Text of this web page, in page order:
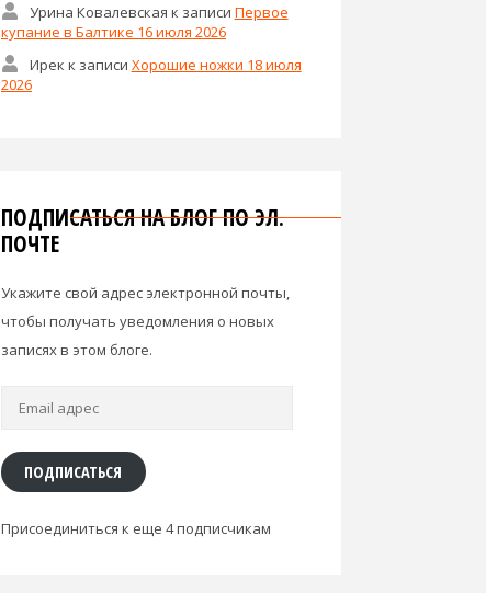
Урина Ковалевская к записи Первое
купание в Балтике 16 июля 2026
Ирек к записи Хорошие ножки 18 июля
2026
ПОДПИСАТЬСЯ НА БЛОГ ПО ЭЛ.
ПОЧТЕ
Укажите свой адрес электронной почты,
чтобы получать уведомления о новых
записях в этом блоге.
ПОДПИСАТЬСЯ
Присоединиться к еще 4 подписчикам